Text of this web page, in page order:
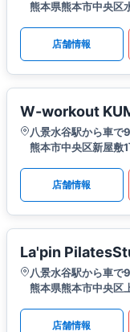
熊本県熊本市中央区
店舗情報
W-workout
八景水谷駅から車で
熊本市中央区新屋
店舗情報
La'pin
八景水谷駅から車で
熊本県熊本市中央区
店舗情報